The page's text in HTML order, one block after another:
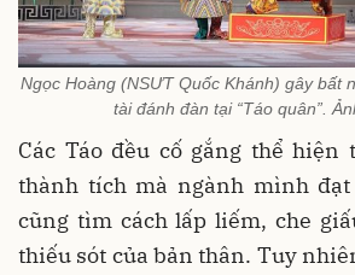
Ngọc Hoàng (NSƯT Quốc Khánh) gây bất
tài đánh đàn tại “Táo quân”.
Các Táo đều cố gắng thể hiện
thành tích mà ngành mình
cũng tìm cách lấp liếm, che
thiếu sót của bản thân. Tuy